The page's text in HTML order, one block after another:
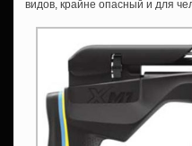
видов, крайне опасный и для